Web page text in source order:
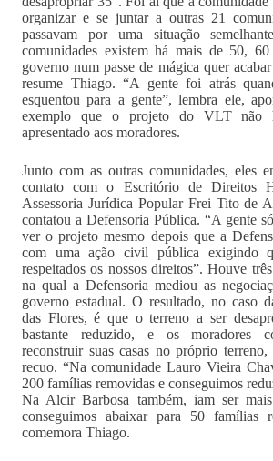
organizar e se juntar a outras 21
passavam por uma situação
comunidades existem há mais de 50,
governo num passe de mágica quer
resume Thiago. “A gente foi atrás
esquentou para a gente”, lembra ele,
exemplo que o projeto do VLT não
apresentado aos moradores.
Junto com as outras comunidades, eles
contato com o Escritório de Direitos
Assessoria Jurídica Popular Frei Tito de
contatou a Defensoria Pública. “A gente
ver o projeto mesmo depois que a
com uma ação civil pública exigindo
respeitados os nossos direitos”. Houve
na qual a Defensoria mediou as
governo estadual. O resultado, no caso
das Flores, é que o terreno a ser
bastante reduzido, e os moradores
reconstruir suas casas no próprio
recuo. “Na comunidade Lauro Vieira
200 famílias removidas e conseguimos
Na Alcir Barbosa também, iam ser
conseguimos abaixar para 50 famílias
comemora Thiago.